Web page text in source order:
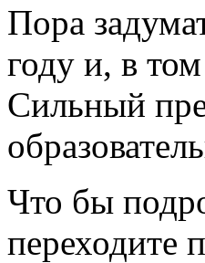
Пора
году и, в
Сильный
Что бы
переходите